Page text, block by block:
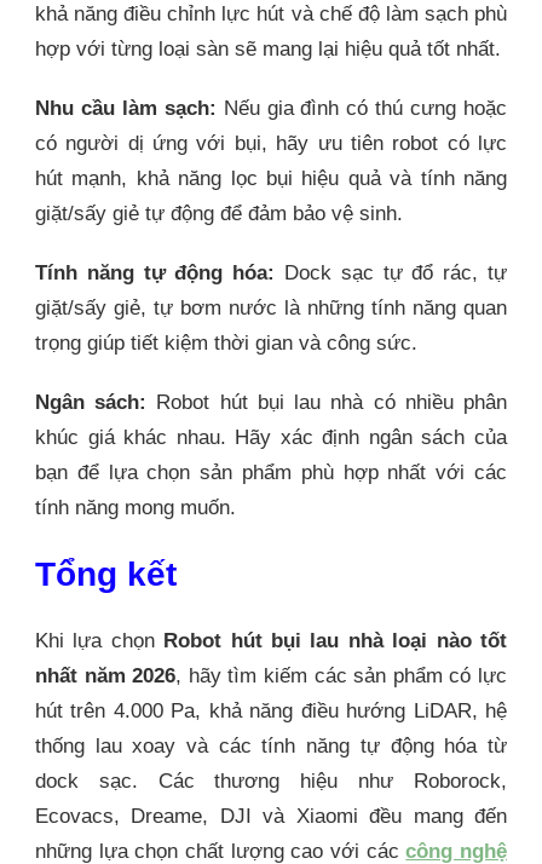
khả năng điều chỉnh lực hút và chế độ làm sạch phù
hợp với từng loại sàn sẽ mang lại hiệu quả tốt nhất.
Nhu cầu làm sạch: Nếu gia đình có thú cưng hoặc
có người dị ứng với bụi, hãy ưu tiên robot có lực
hút mạnh, khả năng lọc bụi hiệu quả và tính năng
giặt/sấy giẻ tự động để đảm bảo vệ sinh.
Tính năng tự động hóa: Dock sạc tự đổ rác, tự
giặt/sấy giẻ, tự bơm nước là những tính năng quan
trọng giúp tiết kiệm thời gian và công sức.
Ngân sách: Robot hút bụi lau nhà có nhiều phân
khúc giá khác nhau. Hãy xác định ngân sách của
bạn để lựa chọn sản phẩm phù hợp nhất với các
tính năng mong muốn.
Tổng kết
Khi lựa chọn Robot hút bụi lau nhà loại nào tốt
nhất năm 2026, hãy tìm kiếm các sản phẩm có lực
hút trên 4.000 Pa, khả năng điều hướng LiDAR, hệ
thống lau xoay và các tính năng tự động hóa từ
dock sạc. Các thương hiệu như Roborock,
Ecovacs, Dreame, DJI và Xiaomi đều mang đến
những lựa chọn chất lượng cao với cáccông nghệ